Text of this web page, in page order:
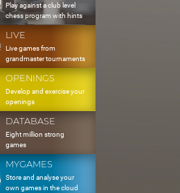
Play against a club level
chess program with hints
LIVE
Live games from
grandmaster tournaments
OPENINGS
Develop and exercise your
openings
DATABASE
Eight million strong
games
MYGAMES
Store and analyse your
own games in the cloud